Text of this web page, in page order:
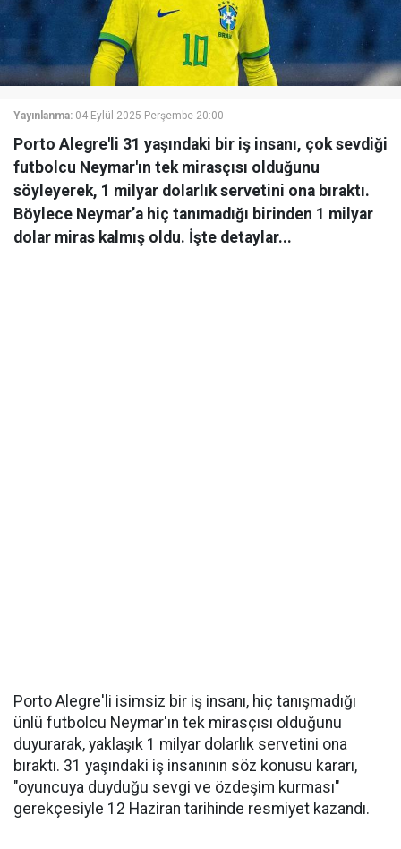
Yayınlanma: 04 Eylül 2025 Perşembe 20:00
Porto Alegre'li 31 yaşındaki bir iş insanı, çok sevdiği
futbolcu Neymar'ın tek mirasçısı olduğunu
söyleyerek, 1 milyar dolarlık servetini ona bıraktı.
Böylece Neymar’a hiç tanımadığı birinden 1 milyar
dolar miras kalmış oldu. İşte detaylar...
Porto Alegre'li isimsiz bir iş insanı, hiç tanışmadığı
ünlü futbolcu Neymar'ın tek mirasçısı olduğunu
duyurarak, yaklaşık 1 milyar dolarlık servetini ona
bıraktı. 31 yaşındaki iş insanının söz konusu kararı,
"oyuncuya duyduğu sevgi ve özdeşim kurması"
gerekçesiyle 12 Haziran tarihinde resmiyet kazandı.